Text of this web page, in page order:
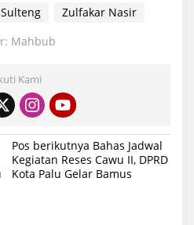
Sulteng
Zulfakar Nasir
Mahbub
Kami
Pos berikutnya Bahas Jadwal
Kegiatan Reses Cawu II, DPRD
Kota Palu Gelar Bamus